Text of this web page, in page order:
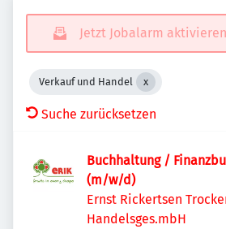
Jetzt Jobalarm
Verkauf und Handel
Suche zurücksetzen
Buchhaltung /
(m/w/d)
Ernst Rickertsen
Handelsges.mbH